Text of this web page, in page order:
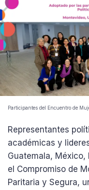
Participantes del Encuentro de
Representantes
académicas y
Guatemala, México,
el Compromiso de
Paritaria y Segura,